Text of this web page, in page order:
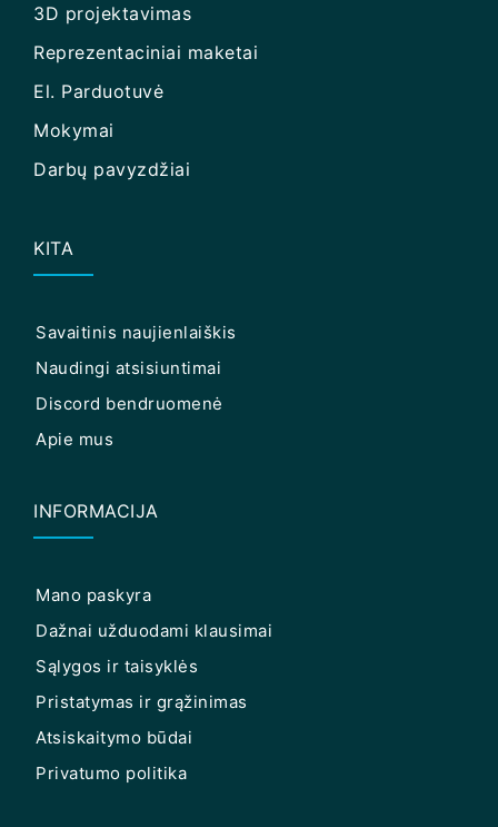
3D projektavimas
Reprezentaciniai maketai
El. Parduotuvė
Mokymai
Darbų pavyzdžiai
KITA
Savaitinis naujienlaiškis
Naudingi atsisiuntimai
Discord bendruomenė
Apie mus
INFORMACIJA
Mano paskyra
Dažnai užduodami klausimai
Sąlygos ir taisyklės
Pristatymas ir grąžinimas
Atsiskaitymo būdai
Privatumo politika